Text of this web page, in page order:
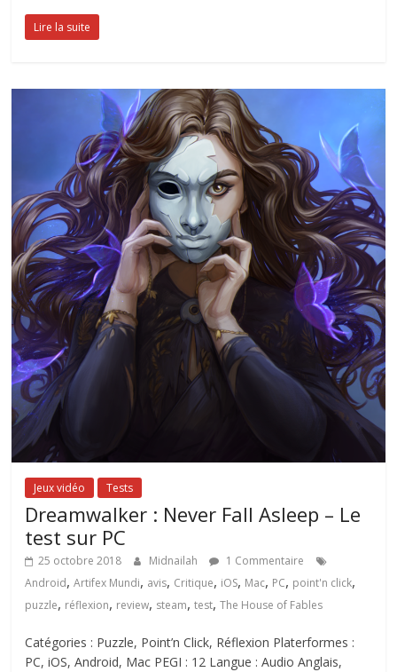
Lire la suite
Jeux vidéo Tests
Dreamwalker : Never Fall Asleep – Le
test sur PC
25 octobre 2018 Midnailah
1 Commentaire
Android,Artifex Mundi, avis, Critique, iOS, Mac, PC, point'n click,
puzzle, réflexion, review, steam,test,The House of Fables
Catégories : Puzzle, Point’n Click, Réflexion Platerformes :
PC, iOS, Android, Mac PEGI : 12 Langue : Audio Anglais,